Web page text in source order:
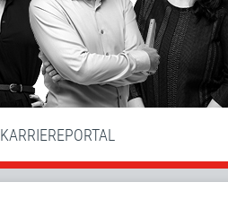
KARRIEREPORTAL